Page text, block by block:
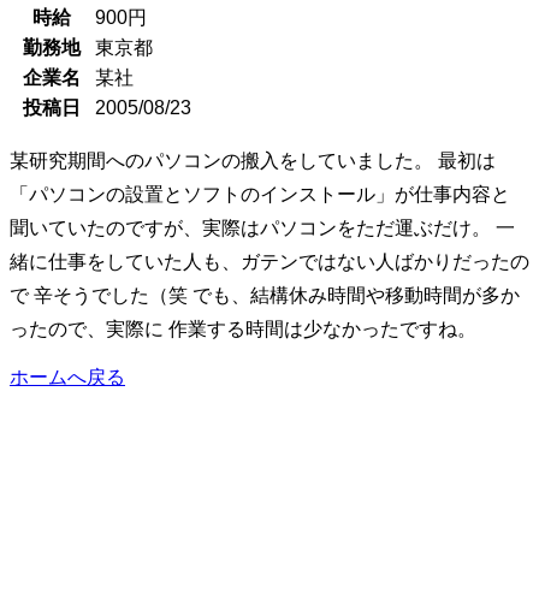
時給
900円
勤務地
東京都
企業名
某社
投稿日
2005/08/23
某研究期間へのパソコンの搬入をしていました。 最初は
「パソコンの設置とソフトのインストール」が仕事内容と
聞いていたのですが、実際はパソコンをただ運ぶだけ。 一
緒に仕事をしていた人も、ガテンではない人ばかりだったの
で 辛そうでした（笑 でも、結構休み時間や移動時間が多か
ったので、実際に 作業する時間は少なかったですね。
ホームへ戻る